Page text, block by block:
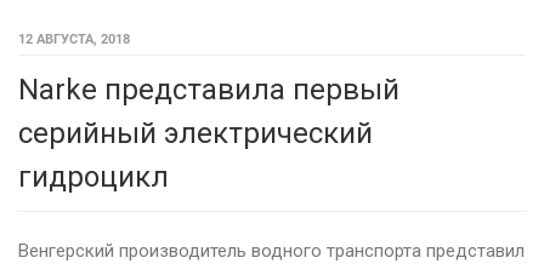
12 АВГУСТА, 2018
Narke представила первый
серийный электрический
гидроцикл
Венгерский производитель водного транспорта представил